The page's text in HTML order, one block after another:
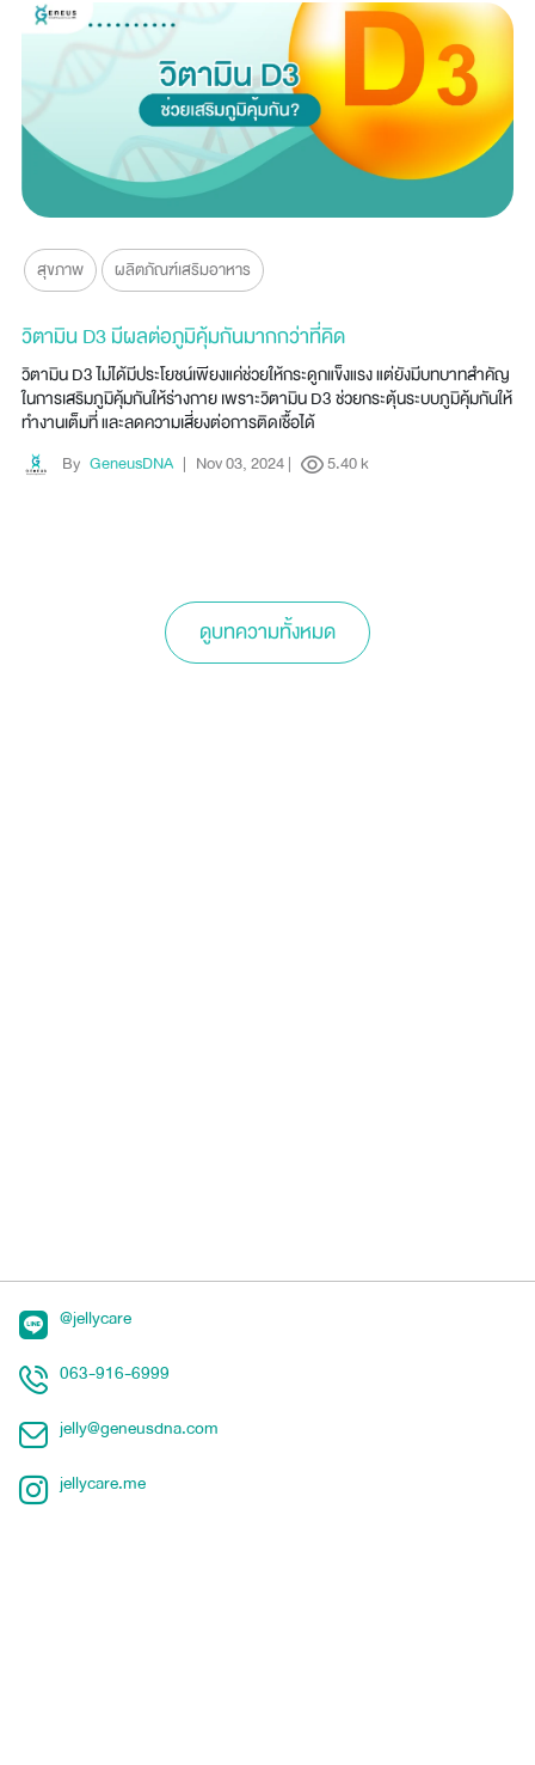
สุขภาพ ผลิตภัณฑ์เสริมอาหาร
วิตามิน D3 มีผลต่อภูมิคุ้มกันมากกว่าที่คิด
วิตามิน D3 ไม่ได้มีประโยชน์เพียงแค่ช่วยให้กระดูกแข็งแรง แต่ยังมีบทบาทสำคัญ
ในการเสริมภูมิคุ้มกันให้ร่างกาย เพราะวิตามิน D3 ช่วยกระตุ้นระบบภูมิคุ้มกันให้
ทำงานเต็มที่ และลดความเสี่ยงต่อการติดเชื้อได้
By GeneusDNA | Nov 03, 2024| 5.40 k
ดูบทความทั้งหมด
@jellycare
063-916-6999
jelly@geneusdna.com
jellycare.me